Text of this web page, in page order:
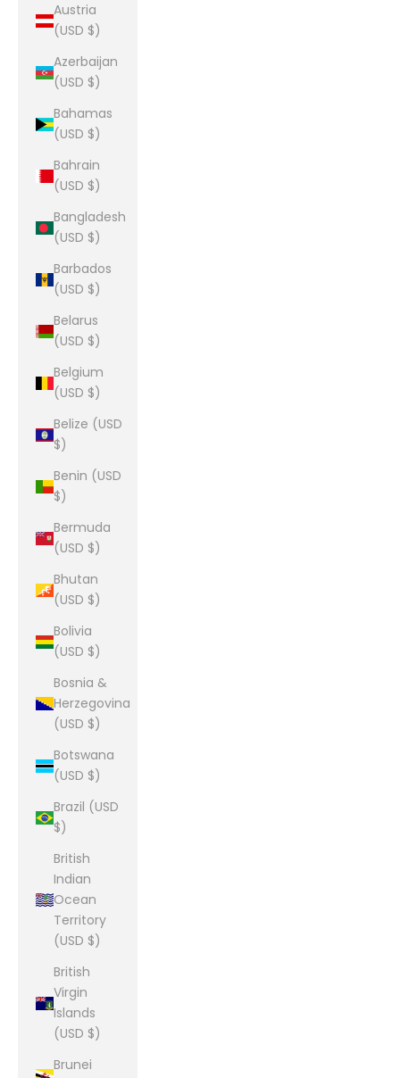
Austria
(USD $)
Azerbaijan
(USD $)
Bahamas
(USD $)
Bahrain
(USD $)
Bangladesh
(USD $)
Barbados
(USD $)
Belarus
(USD $)
Belgium
(USD $)
Belize (USD
$)
Benin (USD
$)
Bermuda
(USD $)
Bhutan
(USD $)
Bolivia
(USD $)
Bosnia &
Herzegovina
(USD $)
Botswana
(USD $)
Brazil (USD
$)
British
Indian
Ocean
Territory
(USD $)
British
Virgin
Islands
(USD $)
Brunei